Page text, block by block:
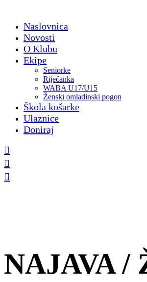
contentNaslovnica
Novosti
O Klubu
Ekipe
Seniorke
Riječanka
WABA U17/U15
Ženski omladinski pogon
Škola košarke
Ulaznice
Doniraj
NAJAVA /